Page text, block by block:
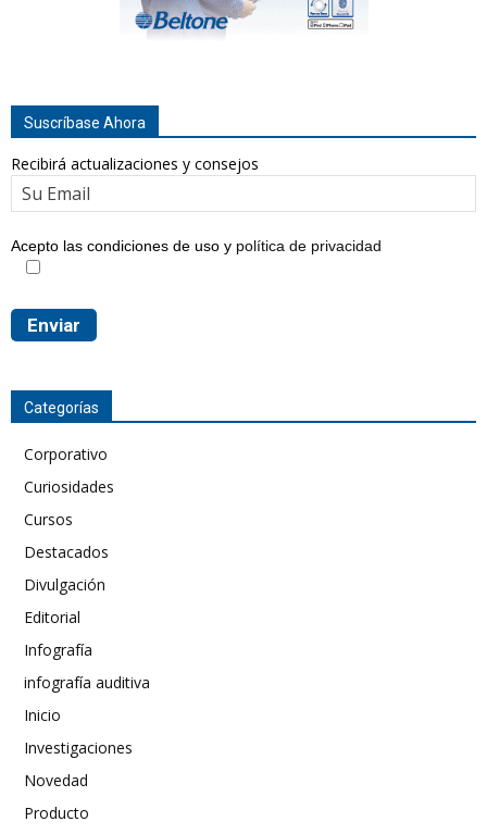
Suscríbase Ahora
Recibirá actualizaciones y consejos
Acepto las condiciones de uso y política de privacidad
Categorías
Corporativo
Curiosidades
Cursos
Destacados
Divulgación
Editorial
Infografía
infografía auditiva
Inicio
Investigaciones
Novedad
Producto